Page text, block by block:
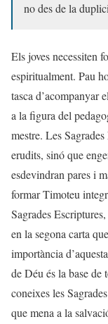
no des de la
Els joves necessiten
espiritualment. Pau
tasca d’acompanyar
a la figura del
mestre. Les
erudits, sinó que
esdevindran pares i
formar Timoteu
Sagrades
en la segona carta
importància
de Déu és la base de
coneixes les
que mena a la